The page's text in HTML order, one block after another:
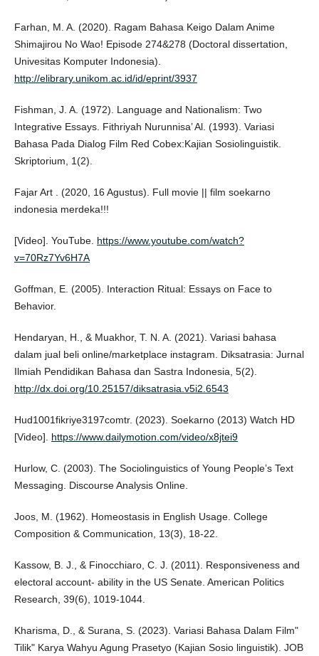
Farhan, M. A. (2020). Ragam Bahasa Keigo Dalam Anime
Shimajirou No Wao! Episode 274&278 (Doctoral dissertation,
Univesitas Komputer Indonesia).
http://elibrary.unikom.ac.id/id/eprint/3937
Fishman, J. A. (1972). Language and Nationalism: Two
Integrative Essays. Fithriyah Nurunnisa’ Al. (1993). Variasi
Bahasa Pada Dialog Film Red Cobex:Kajian Sosiolinguistik.
Skriptorium, 1(2).
Fajar Art . (2020, 16 Agustus). Full movie || film soekarno
indonesia merdeka!!!
[Video]. YouTube. https://www.youtube.com/watch?
v=70Rz7Yv6H7A
Goffman, E. (2005). Interaction Ritual: Essays on Face to
Behavior.
Hendaryan, H., & Muakhor, T. N. A. (2021). Variasi bahasa
dalam jual beli online/marketplace instagram. Diksatrasia: Jurnal
Ilmiah Pendidikan Bahasa dan Sastra Indonesia, 5(2).
http://dx.doi.org/10.25157/diksatrasia.v5i2.6543
Hud1001fikriye3197comtr. (2023). Soekarno (2013) Watch HD
[Video]. https://www.dailymotion.com/video/x8jtei9
Hurlow, C. (2003). The Sociolinguistics of Young People’s Text
Messaging. Discourse Analysis Online.
Joos, M. (1962). Homeostasis in English Usage. College
Composition & Communication, 13(3), 18-22.
Kassow, B. J., & Finocchiaro, C. J. (2011). Responsiveness and
electoral account- ability in the US Senate. American Politics
Research, 39(6), 1019-1044.
Kharisma, D., & Surana, S. (2023). Variasi Bahasa Dalam Film"
Tilik" Karya Wahyu Agung Prasetyo (Kajian Sosio linguistik). JOB